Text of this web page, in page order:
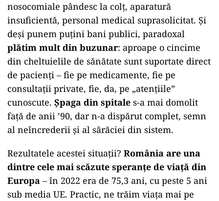
nosocomiale pândesc la colț, aparatură
insuficientă, personal medical suprasolicitat. Și
deși punem puțini bani publici, paradoxal
plătim mult din buzunar: aproape o cincime
din cheltuielile de sănătate sunt suportate direct
de pacienți – fie pe medicamente, fie pe
consultații private, fie, da, pe „atențiile”
cunoscute. Șpaga din spitale s-a mai domolit
față de anii ’90, dar n-a dispărut complet, semn
al neîncrederii și al sărăciei din sistem.
Rezultatele acestei situații? România are una
dintre cele mai scăzute speranțe de viață din
Europa – în 2022 era de 75,3 ani, cu peste 5 ani
sub media UE. Practic, ne trăim viața mai pe